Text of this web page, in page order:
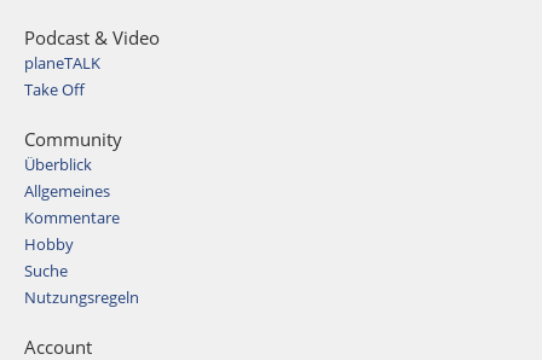
Podcast & Video
planeTALK
Take Off
Community
Überblick
Allgemeines
Kommentare
Hobby
Suche
Nutzungsregeln
Account